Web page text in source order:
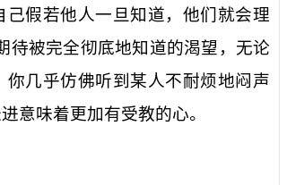
假若他人一旦知道，他们就会理
待被完全彻底地知道的渴望，无论
几乎仿佛听到某人不耐烦地闷声
意味着更加有受教的心。